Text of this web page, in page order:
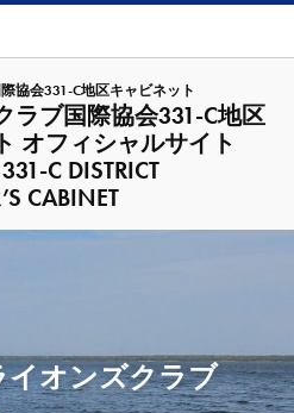
協会331-C地区キャビネット
ラブ国際協会331-C地区
オフィシャルサイト
C DISTRICT
CABINET
イオンズクラブ